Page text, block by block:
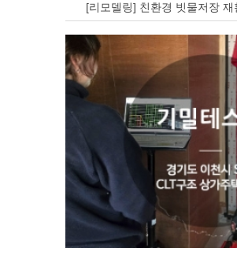
[리모델링] 친환경 빗물저장